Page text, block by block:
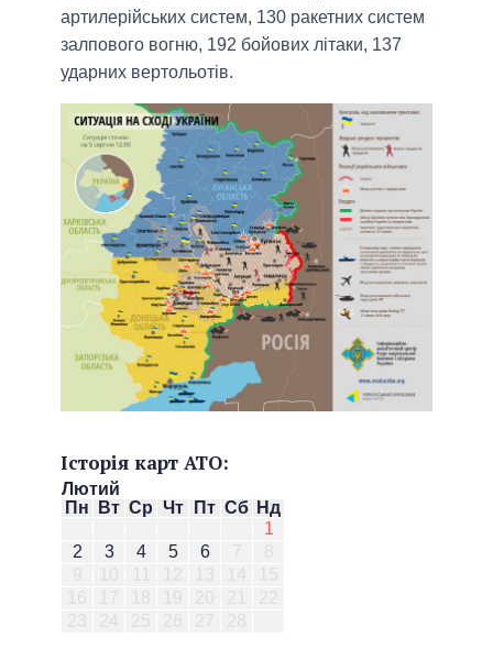
артилерійських систем, 130 ракетних систем
залпового вогню, 192 бойових літаки, 137
ударних вертольотів.
Історія карт АТО:
Лютий
Пн
Вт Ср Чт Пт Сб Нд
1
2
3 4 5 6